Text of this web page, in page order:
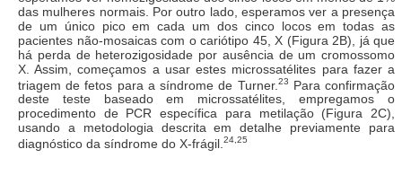
das mulheres normais. Por outro lado, esperamos ver a presença
de um único pico em cada um dos cinco locos em todas as
pacientes não-mosaicas com o cariótipo 45, X (Figura 2B), já que
há perda de heterozigosidade por ausência de um cromossomo
X. Assim, começamos a usar estes microssatélites para fazer a
triagem de fetos para a síndrome de Turner. 23
Para confirmação
deste teste baseado em microssatélites, empregamos o
procedimento de PCR específica para metilação (Figura 2C),
usando a metodologia descrita em detalhe previamente para
diagnóstico da síndrome do X-frágil. 24,25